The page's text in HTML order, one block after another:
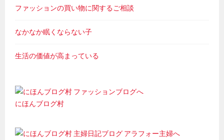
ファッションの買い物に関するご相談
なかなか眠くならない子
生活の価値が高まっている
にほんブログ村